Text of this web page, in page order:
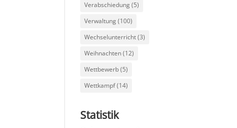
Verabschiedung(5)
Verwaltung(100)
Wechselunterricht(3)
Weihnachten(12)
Wettbewerb(5)
Wettkampf(14)
Statistik